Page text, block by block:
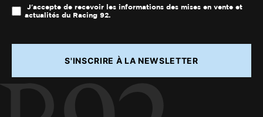
J'accepte de recevoir les informations des mises en vente et
actualités du Racing 92.
S'INSCRIRE À LA NEWSLETTER